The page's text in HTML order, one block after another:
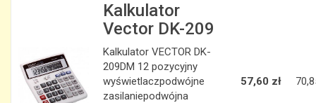
Kalkulator
Vector DK-209
Kalkulator VECTOR DK-
209DM 12 pozycyjny
wyświetlaczpodwójne
zasilaniepodwójna
57,60 zł